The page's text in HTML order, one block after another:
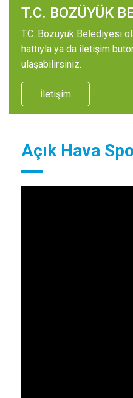
T.C. BOZÜYÜK
T.C. Bozüyük Belediyesi
hattıyla ya da iletişim
ulaşabilirsiniz.
İletişim
Açık Hava